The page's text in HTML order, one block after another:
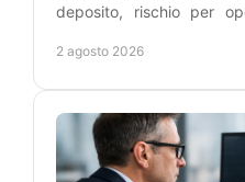
deposito, rischio per
disciplina.
2 agosto 2026